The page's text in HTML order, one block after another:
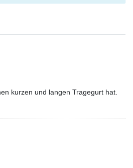
kurzen und langen Tragegurt hat.